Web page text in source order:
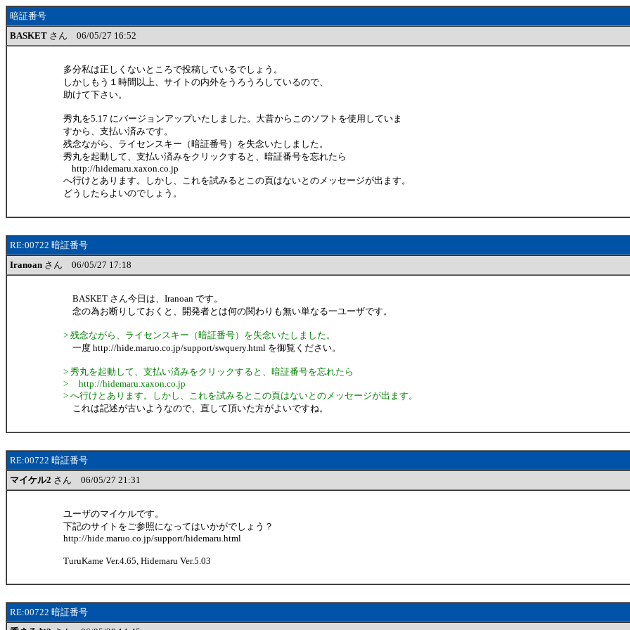
暗証番号
BASKET さん 06/05/27 16:52
多分私は正しくないところで投稿しているでしょう。
しかしもう１時間以上、サイトの内外をうろうろしているので、
助けて下さい。
秀丸を5.17 にバージョンアップいたしました。大昔からこのソフトを使用していま
すから、支払い済みです。
残念ながら、ライセンスキー（暗証番号）を失念いたしました。
秀丸を起動して、支払い済みをクリックすると、暗証番号を忘れたら
http://hidemaru.xaxon.co.jp
へ行けとあります。しかし、これを試みるとこの頁はないとのメッセージが出ます。
どうしたらよいのでしょう。
RE:00722 暗証番号
Iranoan さん 06/05/27 17:18
BASKET さん今日は、Iranoan です。
念の為お断りしておくと、開発者とは何の関わりも無い単なる一ユーザです。
> 残念ながら、ライセンスキー（暗証番号）を失念いたしました。
一度 http://hide.maruo.co.jp/support/swquery.html を御覧ください。
> 秀丸を起動して、支払い済みをクリックすると、暗証番号を忘れたら
> http://hidemaru.xaxon.co.jp
> へ行けとあります。しかし、これを試みるとこの頁はないとのメッセージが出ます。
これは記述が古いようなので、直して頂いた方がよいですね。
RE:00722 暗証番号
マイケル2 さん 06/05/27 21:31
ユーザのマイケルです。
下記のサイトをご参照になってはいかがでしょう？
http://hide.maruo.co.jp/support/hidemaru.html
TuruKame Ver.4.65, Hidemaru Ver.5.03
RE:00722 暗証番号